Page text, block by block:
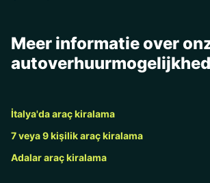
Meer informatie over
İtalya'da araç kiralama
7 veya 9 kişilik araç kiralama
Adalar araç kiralama